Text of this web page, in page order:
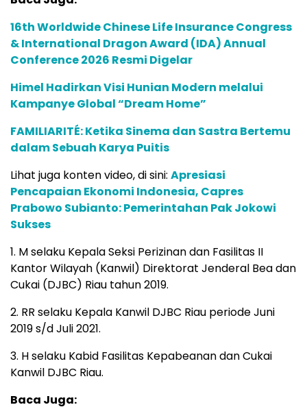
16th Worldwide Chinese Life Insurance Congress
& International Dragon Award (IDA) Annual
Conference 2026 Resmi Digelar
Himel Hadirkan Visi Hunian Modern melalui
Kampanye Global “Dream Home”
FAMILIARITÉ: Ketika Sinema dan Sastra Bertemu
dalam Sebuah Karya Puitis
Lihat juga konten video, di sini: Apresiasi
Pencapaian Ekonomi Indonesia, Capres
Prabowo Subianto: Pemerintahan Pak Jokowi
Sukses
1. M selaku Kepala Seksi Perizinan dan Fasilitas II
Kantor Wilayah (Kanwil) Direktorat Jenderal Bea dan
Cukai (DJBC) Riau tahun 2019.
2. RR selaku Kepala Kanwil DJBC Riau periode Juni
2019 s/d Juli 2021.
3. H selaku Kabid Fasilitas Kepabeanan dan Cukai
Kanwil DJBC Riau.
Baca Juga: